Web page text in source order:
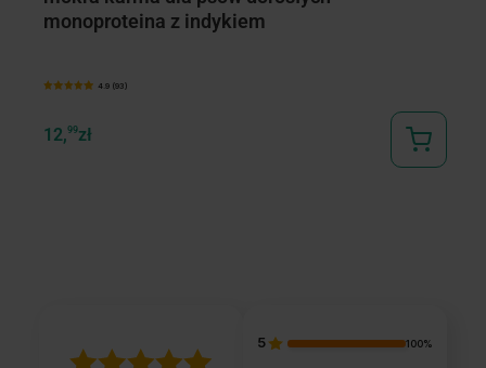
monoproteina z indykiem
4.9 (93)
12,99zł
5 100%